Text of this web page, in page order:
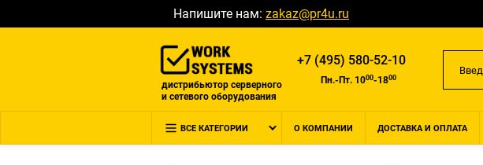
Напишите нам: zakaz@pr4u.ru
дистрибьютор серверного
и сетевого оборудования
+7 (495) 580-52-10
Пн.-Пт. 1000-1800
ВСЕ КАТЕГОРИИ О КОМПАНИИ ДОСТАВКА И ОПЛАТА